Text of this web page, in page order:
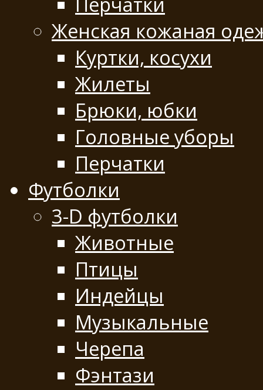
Женская кожаная
Куртки, косухи
Жилеты
Брюки, юбки
Головные уборы
Перчатки
Футболки
3-D футболки
Животные
Птицы
Индейцы
Музыкальные
Черепа
Фэнтази